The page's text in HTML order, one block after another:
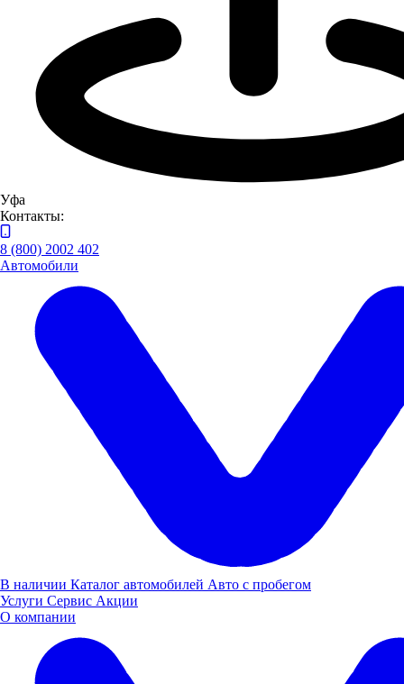
Уфа
Контакты:
8 (800) 2002 402
Автомобили
В наличии Каталог автомобилей Авто с пробегом
Услуги Сервис Акции
О компании
Республика Башкортостан, п. Вавилово, ул. Трактовая, 15
Построить маршрут
Пн-Пт: 08:00-20:00, Выходные: 08:00-18:00
8 (800) 505 61 77
Автоцентры LADA и УАЗ в Уфе